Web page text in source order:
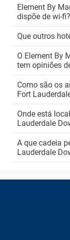
Element By
dispõe de wi-fi?
Que outros
O Element By
tem opiniões
Como são os
Fort
Onde está
Lauderdale
A que cadeia
Lauderdale